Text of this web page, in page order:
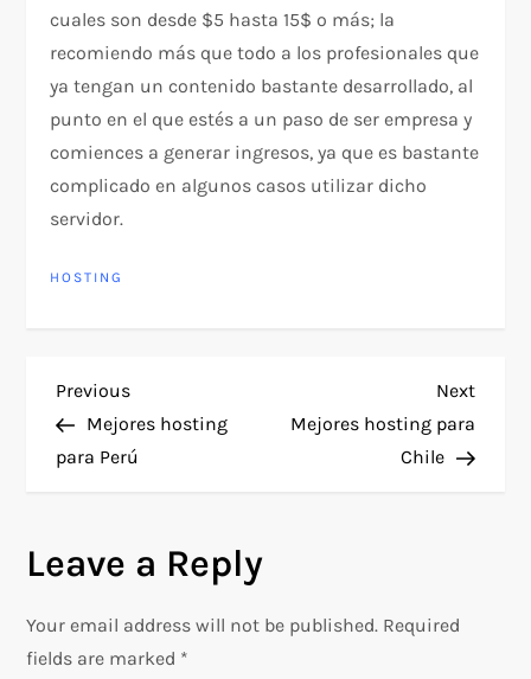
cuales son desde $5 hasta 15$ o más; la
recomiendo más que todo a los profesionales que
ya tengan un contenido bastante desarrollado, al
punto en el que estés a un paso de ser empresa y
comiences a generar ingresos, ya que es bastante
complicado en algunos casos utilizar dicho
servidor.
HOSTING
P
o
t
n
Previous
Post
Previous
Mejores hosting
para Perú
Next
Post
Next
Mejores hosting para
Chile
Leave a Reply
Your email address will not be published. Required
fields are marked *